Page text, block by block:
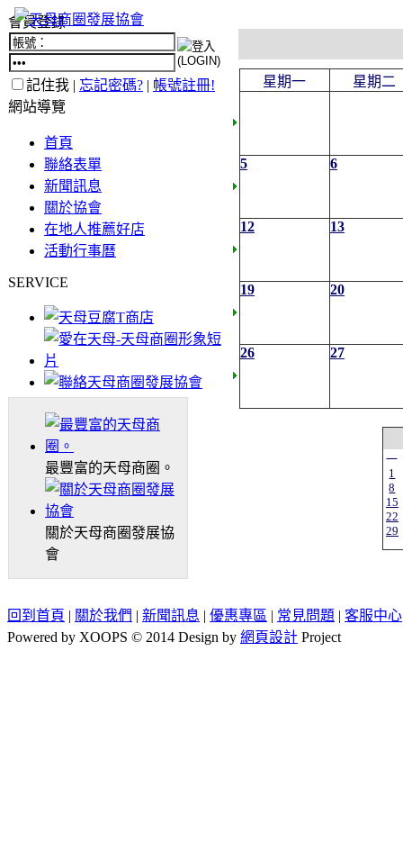
會員登錄
記住我 | 忘記密碼? | 帳號註冊!
網站導覽
首頁
聯絡表單
新聞訊息
關於協會
在地人推薦好店
活動行事曆
SERVICE
最豐富的天母商圈。
關於天母商圈發展協
會
星期一 星期二
5 6
12 13
19 20
26 27
一
1
8
15
22
29
回到首頁 | 關於我們 | 新聞訊息 | 優惠專區 | 常見問題 | 客服中心
Powered by XOOPS © 2014 Design by 網頁設計 Project